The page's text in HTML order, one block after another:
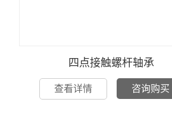
四点接触螺杆轴承
查看详情 咨询购买